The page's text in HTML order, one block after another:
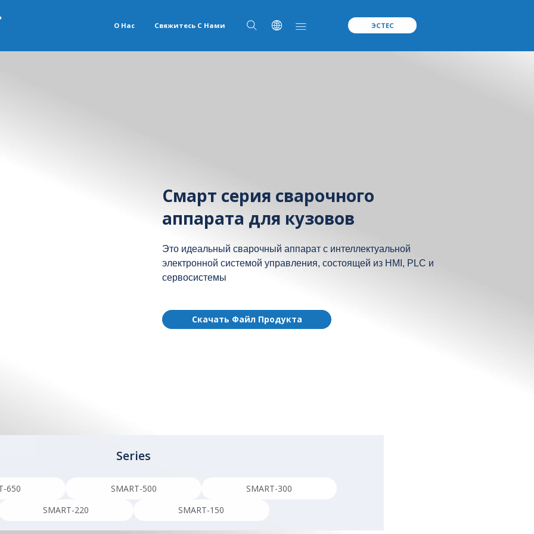
О Нас Свяжитесь С Нами ЭСТЕС
Смарт серия сварочного
аппарата для кузовов
Это идеальный сварочный аппарат с интеллектуальной
электронной системой управления, состоящей из HMI, PLC и
сервосистемы
Скачать Файл Продукта
Series
650 SMART-500
SMART-300
SMART-220
SMART-150